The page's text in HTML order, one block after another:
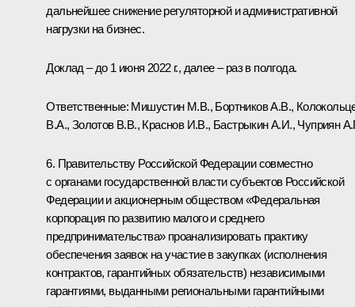
дальнейшее снижение регуляторной и административной
нагрузки на бизнес.
Доклад – до 1 июня 2022 г., далее – раз в полгода.
Ответственные: Мишустин М.В., Бортников А.В.,
В.А., Золотов В.В., Краснов И.В., Бастрыкин А.И., Чуприян
6. Правительству Российской Федерации совместно
с органами государственной власти субъектов Российской
Федерации и акционерным обществом «Федеральная
корпорация по развитию малого и среднего
предпринимательства» проанализировать практику
обеспечения заявок на участие в закупках (исполнения
контрактов, гарантийных обязательств) независимыми
гарантиями, выданными региональными гарантийными